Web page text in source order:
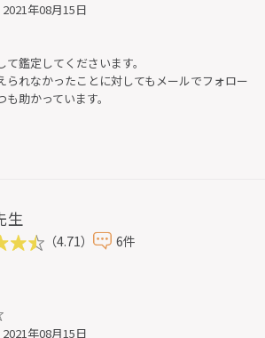
2021年08月15日
鑑定してくださいます。
られなかったことに対してもメールでフォロー
助かっています。
生
（4.71） 6件
2021年08月15日